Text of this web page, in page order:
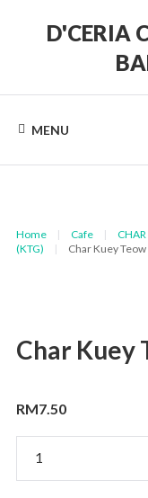
D'CERIA
unitMENU
Home | Cafe |
(KTG)
| Char Kuey
Char Kuey
RM7.50
Kuey
Teow